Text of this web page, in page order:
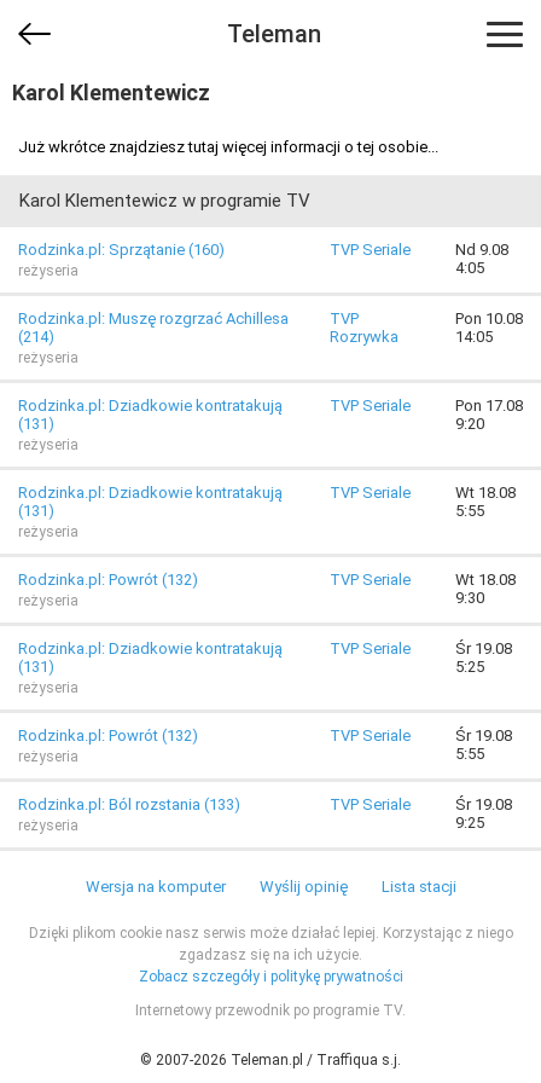
Teleman
Karol Klementewicz
Już wkrótce znajdziesz tutaj więcej informacji o tej osobie...
Karol Klementewicz w programie TV
Rodzinka.pl: Sprzątanie (160)
reżyseria
TVP Seriale
Nd 9.08
4:05
Rodzinka.pl: Muszę rozgrzać Achillesa
(214)
reżyseria
TVP
Rozrywka
Pon 10.08
14:05
Rodzinka.pl: Dziadkowie kontratakują
(131)
reżyseria
TVP Seriale
Pon 17.08
9:20
Rodzinka.pl: Dziadkowie kontratakują
(131)
reżyseria
TVP Seriale
Wt 18.08
5:55
Rodzinka.pl: Powrót (132)
reżyseria
TVP Seriale
Wt 18.08
9:30
Rodzinka.pl: Dziadkowie kontratakują
(131)
reżyseria
TVP Seriale
Śr 19.08
5:25
Rodzinka.pl: Powrót (132)
reżyseria
TVP Seriale
Śr 19.08
5:55
Rodzinka.pl: Ból rozstania (133)
reżyseria
TVP Seriale
Śr 19.08
9:25
Wersja na komputer Wyślij opinię Lista stacji
Dzięki plikom cookie nasz serwis może działać lepiej. Korzystając z niego
zgadzasz się na ich użycie.
Zobacz szczegóły i politykę prywatności
Internetowy przewodnik po programie TV.
© 2007-2026 Teleman.pl / Traffiqua s.j.